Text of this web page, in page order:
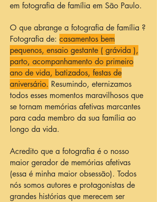
em fotografia de família em São Paulo.
O que abrange a fotografia de família ?
Fotografia de: casamentos bem
pequenos, ensaio gestante ( grávida ),
parto, acompanhamento do primeiro
ano de vida, batizados, festas de
aniversário. Resumindo, eternizamos
todos esses momentos maravilhosos que
se tornam memórias afetivas marcantes
para cada membro da sua família ao
longo da vida.
Acredito que a fotografia é o nosso
maior gerador de memórias afetivas
(essa é minha maior obsessão). Todos
nós somos autores e protagonistas de
grandes histórias que merecem ser